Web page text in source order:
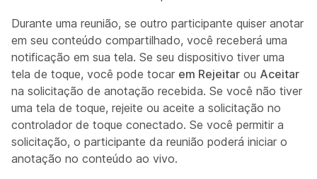
Durante uma reunião, se outro participante quiser anotar
em seu conteúdo compartilhado, você receberá uma
notificação em sua tela. Se seu dispositivo tiver uma
tela de toque, você pode tocar em Rejeitar ou Aceitar
na solicitação de anotação recebida. Se você não tiver
uma tela de toque, rejeite ou aceite a solicitação no
controlador de toque conectado. Se você permitir a
solicitação, o participante da reunião poderá iniciar o
anotação no conteúdo ao vivo.